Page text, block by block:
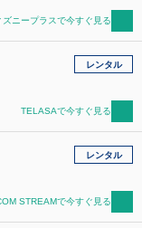
ズニープラスで今すぐ見る
レンタル
TELASAで今すぐ見る
レンタル
STREAMで今すぐ見る